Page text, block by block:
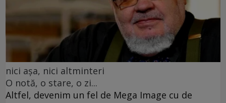
nici așa, nici altminteri
O notă, o stare, o zi...
Altfel, devenim un fel de Mega Image cu de